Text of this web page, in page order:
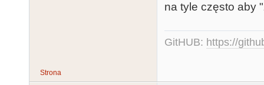
na tyle często aby
GitHUB: https://
Strona